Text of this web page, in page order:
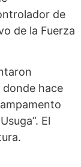
de
de la Fuerza
donde hace
El